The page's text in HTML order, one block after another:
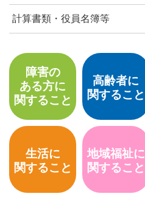
計算書類・役員名簿等
障害の
ある方に
関すること
高齢者に
関すること
生活に
関すること
地域福祉に
関すること